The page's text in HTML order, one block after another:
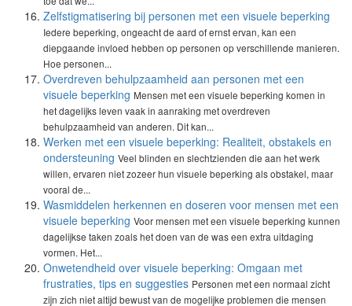
Zelfstigmatisering bij personen met een visuele beperking
Iedere beperking, ongeacht de aard of ernst ervan, kan een
diepgaande invloed hebben op personen op verschillende manieren.
Hoe personen...
Overdreven behulpzaamheid aan personen met een
visuele beperking Mensen met een visuele beperking komen in
het dagelijks leven vaak in aanraking met overdreven
behulpzaamheid van anderen. Dit kan...
Werken met een visuele beperking: Realiteit, obstakels en
ondersteuning Veel blinden en slechtzienden die aan het werk
willen, ervaren niet zozeer hun visuele beperking als obstakel, maar
vooral de...
Wasmiddelen herkennen en doseren voor mensen met een
visuele beperking Voor mensen met een visuele beperking kunnen
dagelijkse taken zoals het doen van de was een extra uitdaging
vormen. Het...
Onwetendheid over visuele beperking: Omgaan met
frustraties, tips en suggesties Personen met een normaal zicht
zijn zich niet altijd bewust van de mogelijke problemen die mensen